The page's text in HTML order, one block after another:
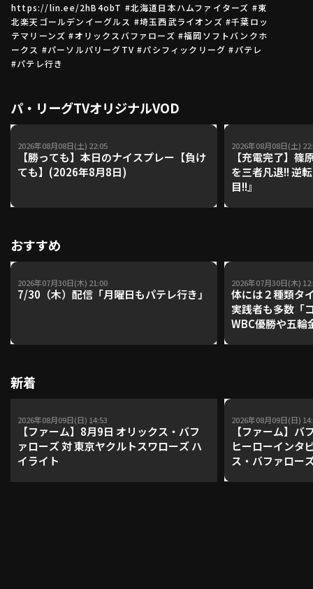
利用規約 プライバシーポリシー
運営会社（別ウィンドウで開く） よくある質問
特定商取引法の表示
動画を検索（選手・チーム・プレー内容…）
https://lin.ee/2hB4obT #北海道日本ハムファイターズ #東
北楽天ゴールデンイーグルス #埼玉西武ライオンズ #千葉ロッ
テマリーンズ #オリックスバファローズ #福岡ソフトバンクホ
ークス #パーソルパリーグTV #パシフィックリーグ #パテレ
#パテレ行き
パ・リーグTVオリジナルVOD
2026年08月08日(土) 22:05
【勝っても】本日のナイスプレー【負け
ても】(2026年8月8日)
2026年08月08日(土)
【充電完了】篠
を三者凡退!! 逆
目!!』
おすすめ
2026年07月30日(木) 21:00
7/30（木）配信「月曜日もパテレ行き」
2026年07月30日(木)
体には２種類タ
実践者も多数「
WBC優勝や五輪
新着
2026年08月09日(日) 14:53
【ファーム】8月9日 オリックス・バフ
ァローズ 対 東京ヤクルトスワローズ ハ
イライト
2026年08月09日(日)
【ファーム】バ
ヒーローインタ
ス・バファロー